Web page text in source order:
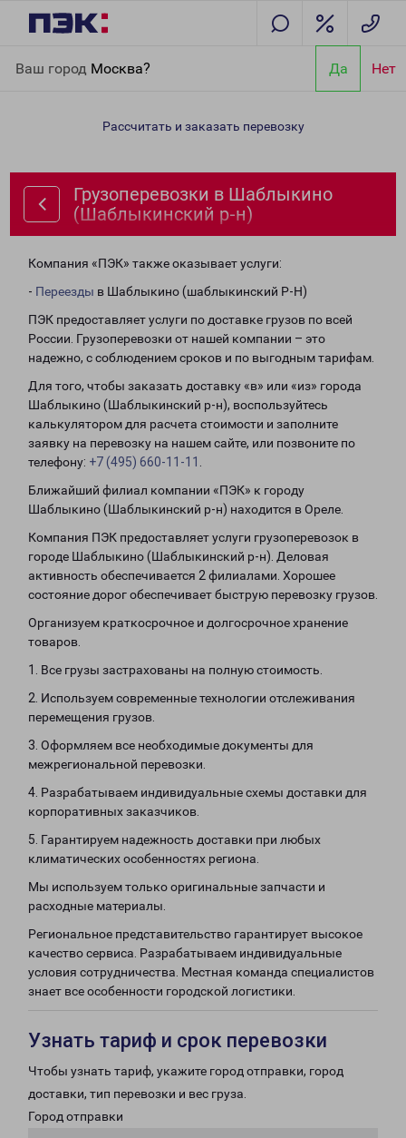
Ваш город Москва? Да Нет
(Шаблыкинский р-н)
Рассчитать и заказать перевозку
Грузоперевозки в Шаблыкино
(Шаблыкинский р-н)
Компания «ПЭК» также оказывает услуги:
- Переезды в Шаблыкино (шаблыкинский Р-Н)
ПЭК предоставляет услуги по доставке грузов по всей
России. Грузоперевозки от нашей компании – это
надежно, с соблюдением сроков и по выгодным тарифам.
Для того, чтобы заказать доставку «в» или «из» города
Шаблыкино (Шаблыкинский р-н), воспользуйтесь
калькулятором для расчета стоимости и заполните
заявку на перевозку на нашем сайте, или позвоните по
телефону: +7 (495) 660-11-11
Ближайший филиал компании «ПЭК» к городу
Шаблыкино (Шаблыкинский р-н) находится в Ореле.
Компания ПЭК предоставляет услуги грузоперевозок в
городе Шаблыкино (Шаблыкинский р-н). Деловая
активность обеспечивается 2 филиалами. Хорошее
состояние дорог обеспечивает быструю перевозку грузов.
Организуем краткосрочное и долгосрочное хранение
товаров.
1. Все грузы застрахованы на полную стоимость.
2. Используем современные технологии отслеживания
перемещения грузов.
3. Оформляем все необходимые документы для
межрегиональной перевозки.
4. Разрабатываем индивидуальные схемы доставки для
корпоративных заказчиков.
5. Гарантируем надежность доставки при любых
климатических особенностях региона.
Мы используем только оригинальные запчасти и
расходные материалы.
Региональное представительство гарантирует высокое
качество сервиса. Разрабатываем индивидуальные
условия сотрудничества. Местная команда специалистов
знает все особенности городской логистики.
Узнать тариф и срок перевозки
Чтобы узнать тариф, укажите город отправки, город
доставки, тип перевозки и вес груза.
Город отправки